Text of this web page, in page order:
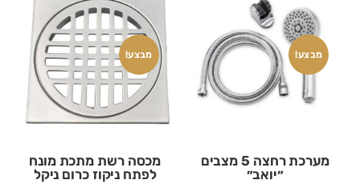
מבצע!
מערכת רחצה 5 מצבים
״יואב״
מבצע!
מכסה רשת מתכת מונח
לפתח ניקוז כרום ניקל